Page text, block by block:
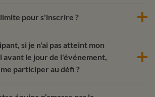
pour s'inscrire ?
si je n'ai pas atteint mon
le jour de l'événement,
participer au défi ?